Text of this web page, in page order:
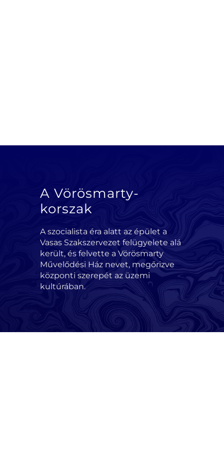
A Vörösmarty-
korszak
A szocialista éra alatt az épület a
Vasas Szakszervezet felügyelete alá
került, és felvette a Vörösmarty
Művelődési Ház nevet, megőrizve
központi szerepét az üzemi
kultúrában.